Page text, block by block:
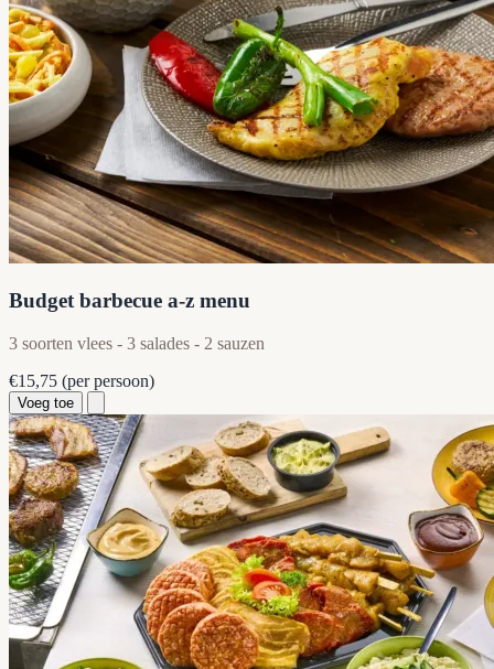
Budget barbecue a-z menu
3 soorten vlees - 3 salades - 2 sauzen
€15,75 (per persoon)
Voeg toe